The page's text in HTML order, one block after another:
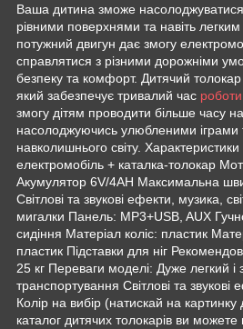
Ваша дитина зможе
рівними поверхнями та навіть
потужний двигун дає змогу
справлятися з різними дорожніми
безпеку та комфорт. Дитячий
який забезпечує тривалий час роботи
змогу дітям проводити більше часу на
насолоджуючись улюбленими іграми
навколишнього світу.
електромобіль + каталка-толокар
Акумулятор 6V/4AH Максимальна
Світлові та звукові ефекти, музика,
мигалки Панель: MP3+USB, AUX
сидіння Матеріал коліс: пластик
пластик Підставки для ніг
25 кг Переваги моделі: Дуже легкий і
транспортування Світлові та звукові
Колір на вибір (натискай на
каталог дитячих толокарів ви